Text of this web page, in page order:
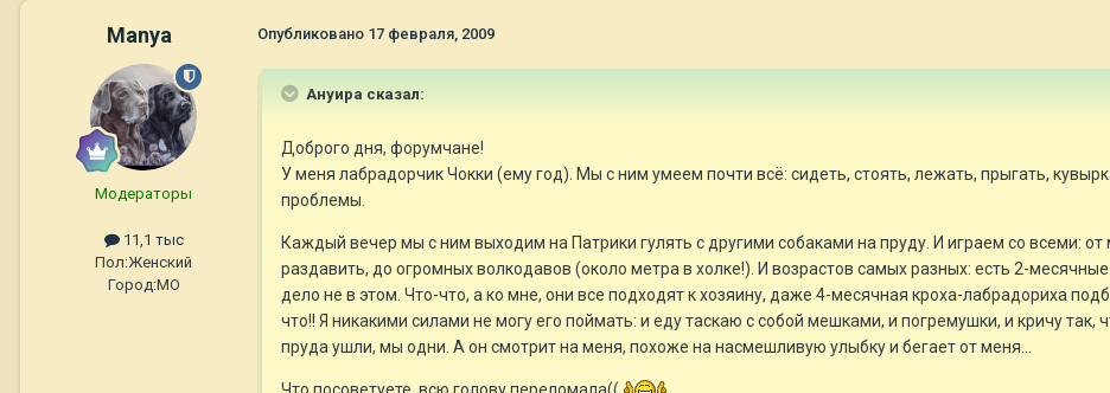
Manya
Модераторы
11,1 тыс
Пол:Женский
Город:МО
Опубликовано 17 февраля, 2009
Ануира сказал:
Доброго дня, форумчане!
У меня лабрадорчик Чокки (ему год). Мы с ним умеем почти всё: сидеть, стоять, лежать, прыгать,
проблемы.
Каждый вечер мы с ним выходим на Патрики гулять с другими собаками на пруду. И играем со всеми:
раздавить, до огромных волкодавов (около метра в холке!). И возрастов самых разных: есть 2-
дело не в этом. Что-что, а ко мне, они все подходят к хозяину, даже 4-месячная кроха-лабрадориха
что!! Я никакими силами не могу его поймать: и еду таскаю с собой мешками, и погремушки, и кричу
пруда ушли, мы одни. А он смотрит на меня, похоже на насмешливую улыбку и бегает от меня...
Что посоветуете, всю голову переломала((